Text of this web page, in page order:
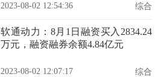
2023-08-02 12:54:36 综合
软通动力：8月1日融资买入2834.24
万元，融资融券余额4.84亿元
2023-08-02 12:07:17 综合